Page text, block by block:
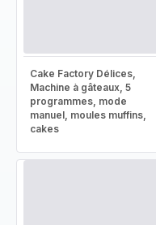
Cake Factory Délices,
Machine à gâteaux, 5
programmes, mode
manuel, moules muffins,
cakes